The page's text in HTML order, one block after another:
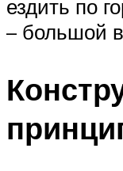
ездить по
– большой